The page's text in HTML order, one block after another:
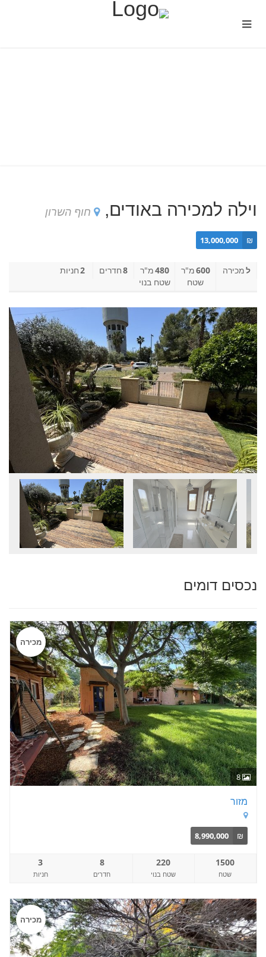
וילה למכירה באודים, חוף השרון
₪
13,000,000
למכירה 600מ"ר
שטח
480מ"ר
שטח בנוי
8חדרים 2חניות
נכסים דומים
8
מכירה
מזור
₪
8,990,000
1500
שטח
220
שטח בנוי
8
חדרים
3
חניות
מכירה